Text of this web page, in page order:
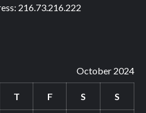
216.73.216.222
October 2024
T F S S